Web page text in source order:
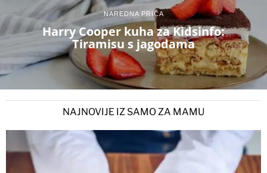
NAREDNA PRIČA
Harry Cooper kuha za Kidsinfo:
Tiramisu s jagodama
NAJNOVIJE IZ SAMO ZA MAMU